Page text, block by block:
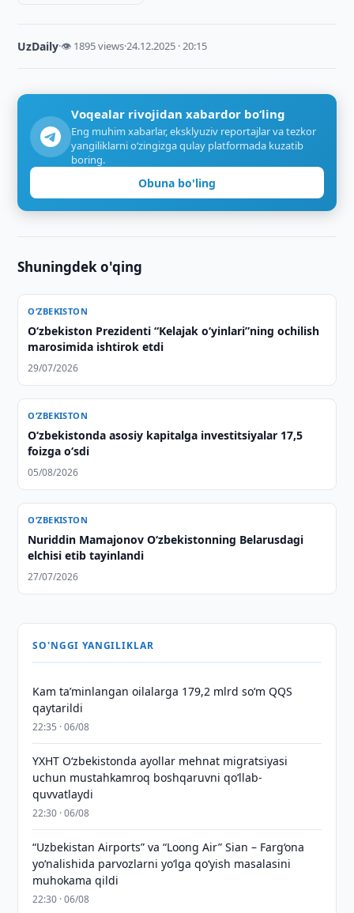
UzDaily·👁 1895 views·24.12.2025 · 20:15
Voqealar rivojidan xabardor bo‘ling
Eng muhim xabarlar, eksklyuziv reportajlar va tezkor
yangiliklarni o‘zingizga qulay platformada kuzatib
boring.
Obuna bo'ling
Shuningdek o'qing
O‘ZBEKISTON
Oʻzbekiston Prezidenti “Kelajak oʻyinlari”ning ochilish
marosimida ishtirok etdi
29/07/2026
O‘ZBEKISTON
O‘zbekistonda asosiy kapitalga investitsiyalar 17,5
foizga o‘sdi
05/08/2026
O‘ZBEKISTON
Nuriddin Mamajonov O‘zbekistonning Belarusdagi
elchisi etib tayinlandi
27/07/2026
SO'NGGI YANGILIKLAR
Kam taʼminlangan oilalarga 179,2 mlrd so‘m QQS
qaytarildi
22:35 · 06/08
YXHT O‘zbekistonda ayollar mehnat migratsiyasi
uchun mustahkamroq boshqaruvni qo‘llab-
quvvatlaydi
22:30 · 06/08
“Uzbekistan Airports” va “Loong Air” Sian – Farg‘ona
yo‘nalishida parvozlarni yo‘lga qo‘yish masalasini
muhokama qildi
22:30 · 06/08